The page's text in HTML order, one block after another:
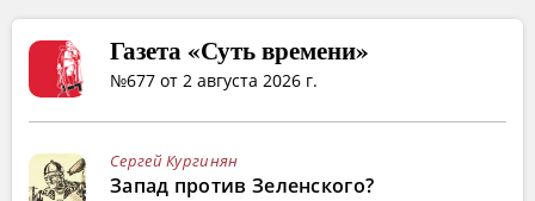
Газета «Суть времени»
№677 от 2 августа 2026 г.
Сергей Кургинян
Запад против Зеленского?